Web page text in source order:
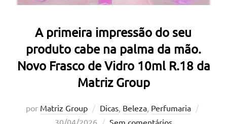
A primeira impressão do seu
produto cabe na palma da mão.
Novo Frasco de Vidro 10ml R.18 da
Matriz Group
por Matriz Group Dicas Beleza Perfumaria
30/04/2026 Sem comentários